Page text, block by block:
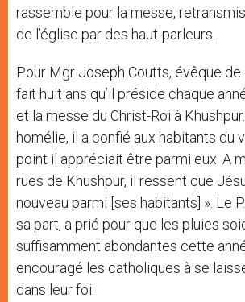
rassemble pour la messe,
de l’église par des haut-parleurs.
Pour Mgr Joseph Coutts, évêque de
fait huit ans qu’il préside chaque
et la messe du Christ-Roi à
homélie, il a confié aux habitants du
point il appréciait être parmi eux. A
rues de Khushpur, il ressent que
nouveau parmi [ses habitants] ». Le
sa part, a prié pour que les pluies
suffisamment abondantes cette
encouragé les catholiques à se
dans leur foi.